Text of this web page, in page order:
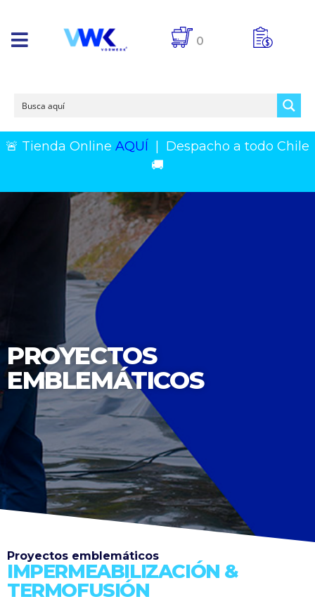
0
🚨 Tienda Online AQUÍ
Despacho a todo Chile
🚚
PROYECTOS
EMBLEMÁTICOS
Proyectos emblemáticos
IMPERMEABILIZACIÓN &
TERMOFUSIÓN